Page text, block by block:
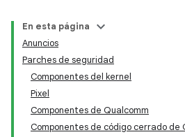
En esta página
Anuncios
Parches de seguridad
Componentes del kernel
Pixel
Componentes de Qualcomm
Componentes de código cerrado de